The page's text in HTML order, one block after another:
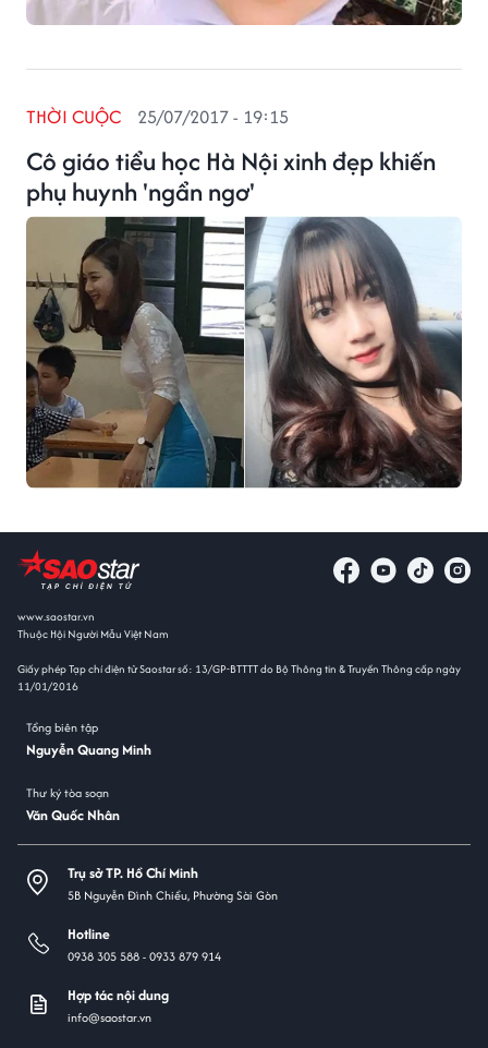
Cô giáo tiểu học Hà Nội xinh đẹp khiến
phụ huynh 'ngẩn ngơ'
THỜI CUỘC 25/07/2017 - 19:15
www.saostar.vn
Thuộc Hội Người Mẫu Việt Nam
Giấy phép Tạp chí điện tử Saostar số: 13/GP-BTTTT do Bộ Thông tin & Truyền Thông cấp ngày
11/01/2016
Tổng biên tập
Nguyễn Quang Minh
Thư ký tòa soạn
Văn Quốc Nhân
Trụ sở TP. Hồ Chí Minh
5B Nguyễn Đình Chiểu, Phường Sài Gòn
Hotline
0938 305 588 -0933 879 914
Hợp tác nội dung
info@saostar.vn